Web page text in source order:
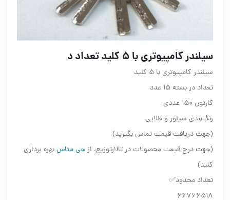
سیلندر کامپیوتری با ۵ کلید تعداد د
سیلندر کامپیوتری با ۵ کلید
تعداد در بسته ۱۵ عدد
کارتون ۱۵۰ عددی
رنگ‌بندی سیلور و طلایی
(جهت دریافت قیمت تماس بگیرید)
(جهت درج قیمت محصولات در تالارتوزیع، ازجی متاسبهره برداری
کنید)
تعداد محدود✅
66766518